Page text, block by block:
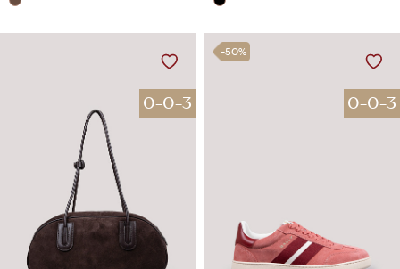
0-0-3
-50%
0-0-3